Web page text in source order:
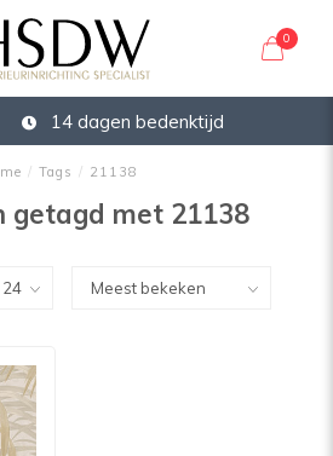
0
dagen bedenktijd
/ Tags / 21138
getagd met 21138